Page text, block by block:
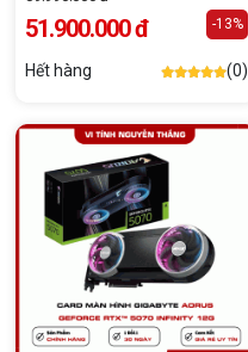
51.900.000 đ -13%
Hết hàng (0)